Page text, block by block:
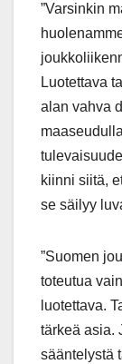
”Varsinkin
Luotettava
alan vahva
kiinni siitä,
se säilyy
”Suomen
toteutua
luotettava.
tärkeä asia.
sääntelystä